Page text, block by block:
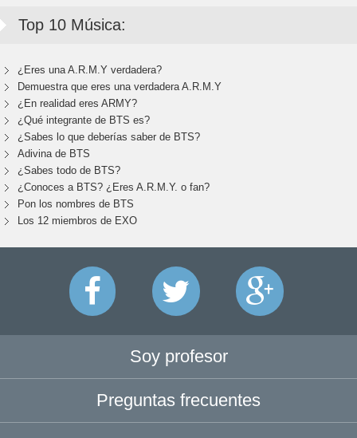
Top 10 Música:
¿Eres una A.R.M.Y verdadera?
Demuestra que eres una verdadera A.R.M.Y
¿En realidad eres ARMY?
¿Qué integrante de BTS es?
¿Sabes lo que deberías saber de BTS?
Adivina de BTS
¿Sabes todo de BTS?
¿Conoces a BTS? ¿Eres A.R.M.Y. o fan?
Pon los nombres de BTS
Los 12 miembros de EXO
Soy profesor
Preguntas frecuentes